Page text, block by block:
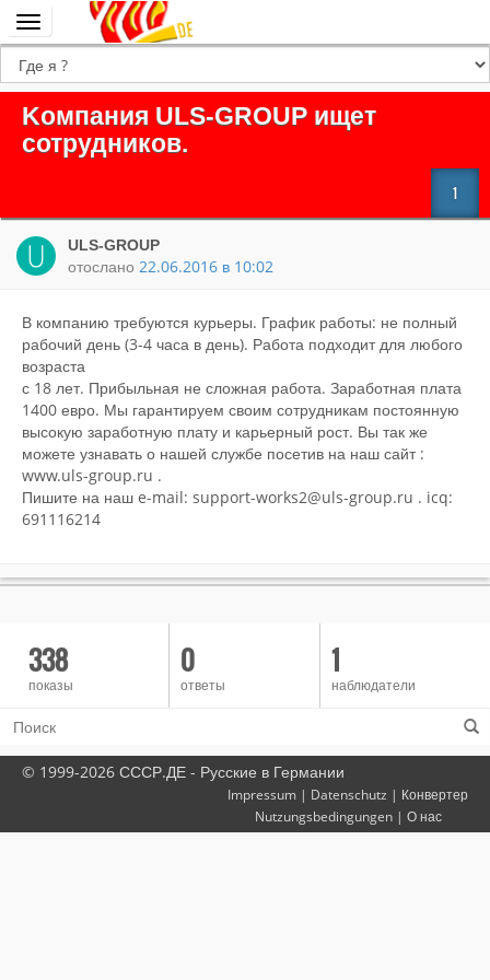
Переключить
навигацию
Kомпания ULS-GROUP ищет
сотрудников.
1
ULS-GROUP
отослано 22.06.2016 в 10:02
В компанию требуются курьеры. График работы: не полный
рабочий день (3-4 часа в день). Работа подходит для любого
возраста
с 18 лет. Прибыльная не сложная работа. Заработная плата
1400 евро. Мы гарантируем своим сотрудникам постоянную
высокую заработную плату и карьерный рост. Вы так же
можете узнавать о нашей службе посетив на наш сайт :
www.uls-group.ru .
Пишите на наш e-mail: support-works2@uls-group.ru . icq:
691116214
338
показы
0
ответы
1
наблюдатели
© 1999-2026 СССР.ДЕ - Русские в Германии
Impressum | Datenschutz | Конвертер
Nutzungsbedingungen| О нас